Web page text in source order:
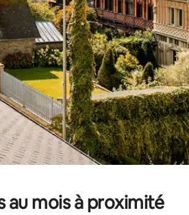
au mois à proximité